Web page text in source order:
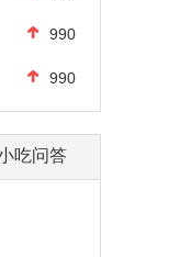
990
990
吃问答